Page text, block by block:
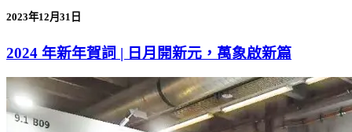
2023年12月31日
2024 年新年賀詞 | 日月開新元，萬象啟新篇